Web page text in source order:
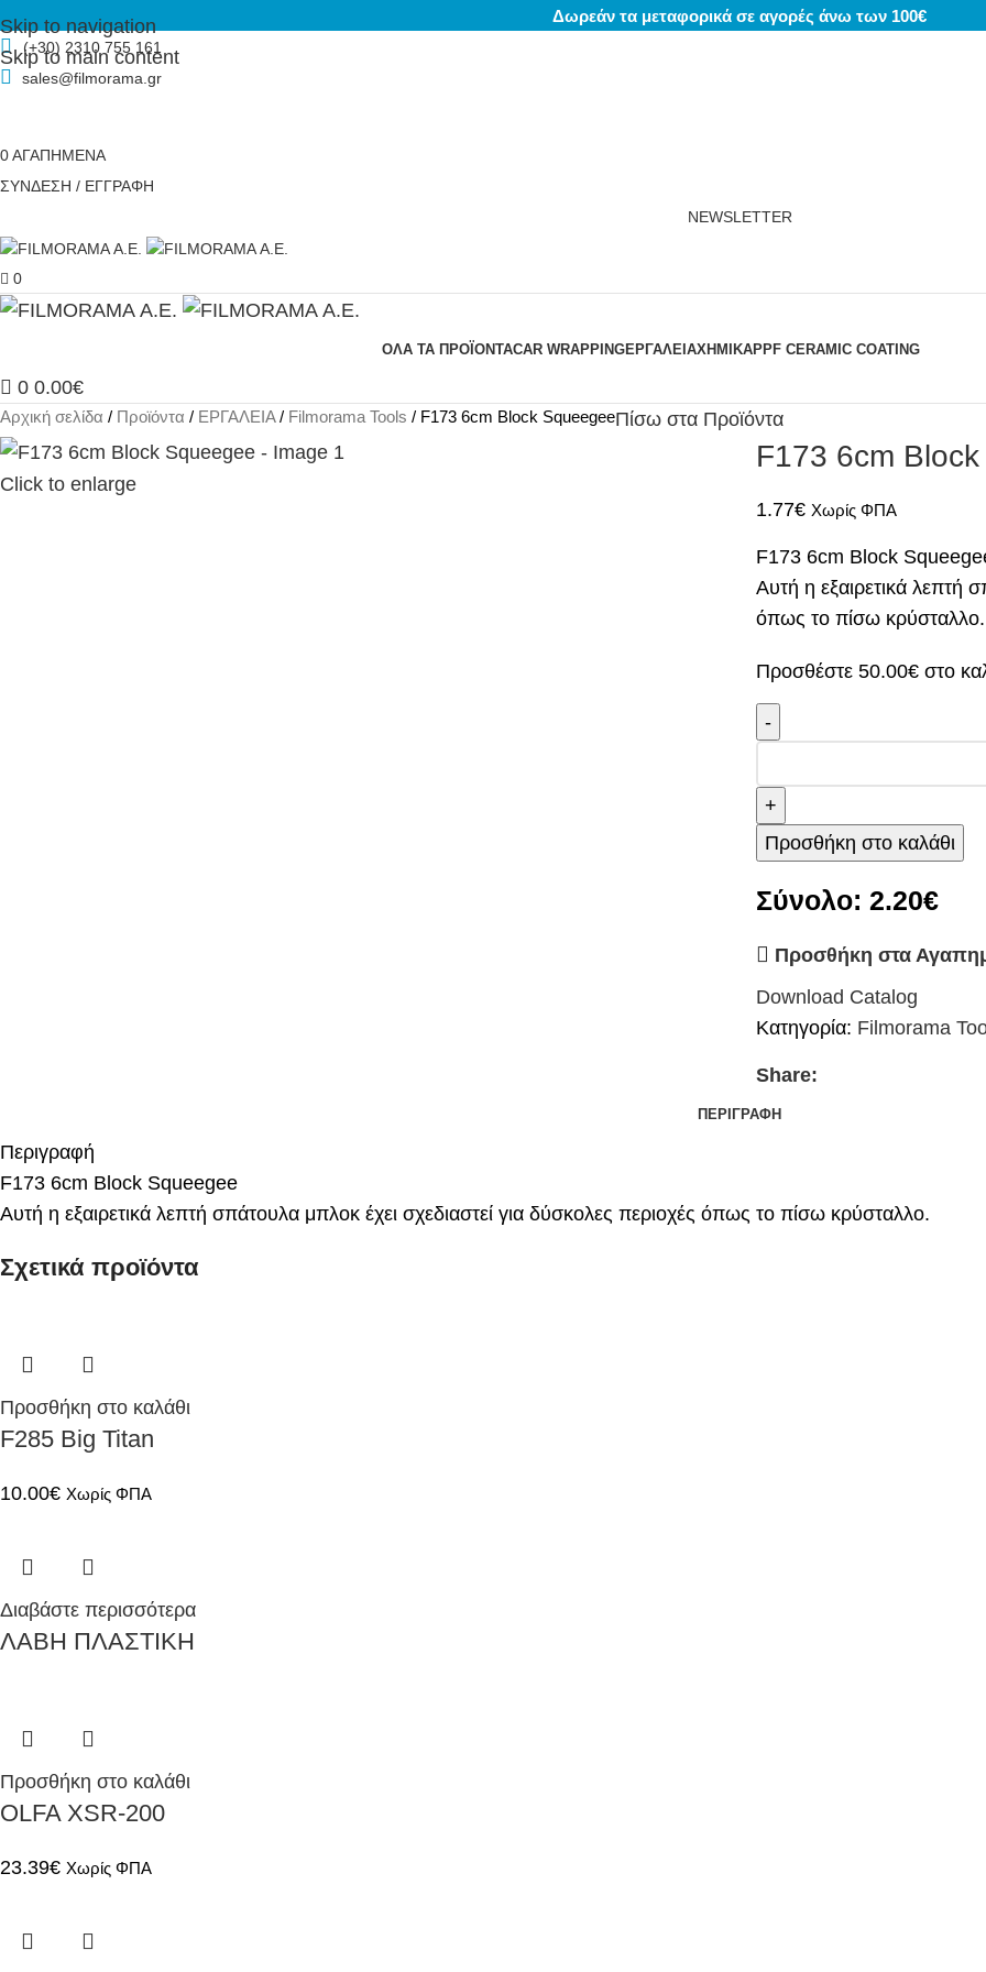
Skip to navigation
Skip to main content
Δωρεάν τα μεταφορικά σε αγορές άνω των 100€
(+30) 2310 755 161
sales@filmorama.gr
0ΑΓΑΠΗΜΕΝΑ
ΣΥΝΔΕΣΗ / ΕΓΓΡΑΦΗ
NEWSLETTER
0
ΟΛΑ ΤΑ ΠΡΟΪΟΝΤΑCAR WRAPPINGΕΡΓΑΛΕΙΑΧΗΜΙΚΆPPF CERAMIC COATING
0 0.00€
Αρχική σελίδα Προϊόντα ΕΡΓΑΛΕΙΑ Filmorama Tools F173 6cm Block SqueegeeΠίσω στα Προϊόντα
Click to enlarge
F173 6cm
1.77€ Χωρίς ΦΠΑ
F173 6cm Block
Αυτή η εξαιρετικά λεπτή
όπως το πίσω κρύσταλλο.
Προσθέστε 50.00€ στο
Προσθήκη στο καλάθι
Σύνολο: 2.20€
Προσθήκη στα
Download Catalog
Κατηγορία: Filmorama
Share:
ΠΕΡΙΓΡΑΦΉ
Περιγραφή
F173 6cm Block Squeegee
Αυτή η εξαιρετικά λεπτή σπάτουλα μπλοκ έχει σχεδιαστεί για δύσκολες περιοχές όπως το πίσω κρύσταλλο.
Σχετικά προϊόντα
Προσθήκη στο καλάθι
F285 Big Titan
10.00€ Χωρίς ΦΠΑ
Διαβάστε περισσότερα
ΛΑΒΗ ΠΛΑΣΤΙΚΗ
Προσθήκη στο καλάθι
OLFA XSR-200
23.39€ Χωρίς ΦΠΑ